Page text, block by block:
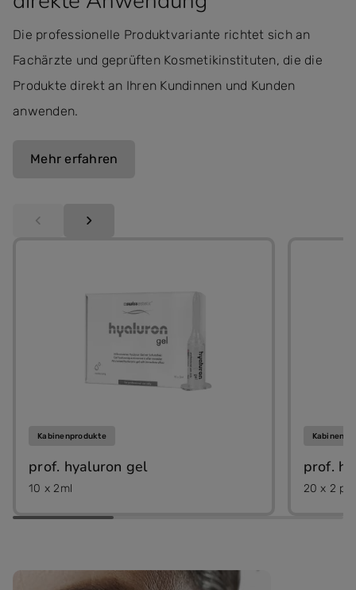
Die professionelle Produktvariante richtet sich an
Fachärzte und geprüften Kosmetikinstituten, die die
Produkte direkt an Ihren Kundinnen und Kunden
anwenden.
Mehr erfahren
Kabinenprodukte
prof. hyaluron gel
10 x 2ml
prof.
20 x 2